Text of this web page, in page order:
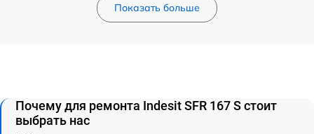
Показать больше
Почему для ремонта Indesit SFR 167 S стоит
выбрать нас